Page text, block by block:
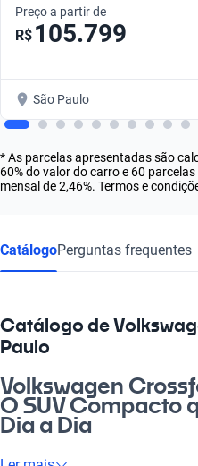
Preço a partir de
R$ 105.799
São Paulo
* As parcelas apresentadas são
60% do valor do carro e 60
mensal de 2,46%. Termos e
CatálogoPerguntas frequentes
Catálogo de
Paulo
Volkswagen
O SUV Compacto
Dia a Dia
Se você busca um carro que